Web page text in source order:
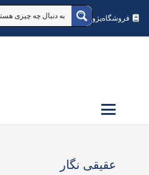
فروشگاه‌پژوهشکده‌شهردانش
عقیقی نگار